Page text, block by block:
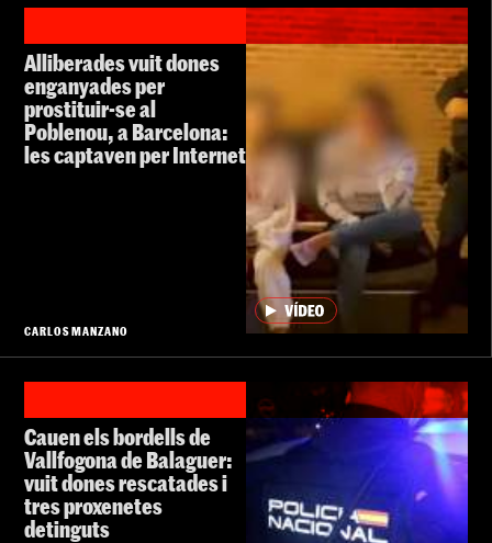
Alliberades vuit dones
enganyades per
prostituir-se al
Poblenou, a Barcelona:
les captaven per Internet
CARLOS MANZANO
Cauen els bordells de
Vallfogona de Balaguer:
vuit dones rescatades i
tres proxenetes
detinguts